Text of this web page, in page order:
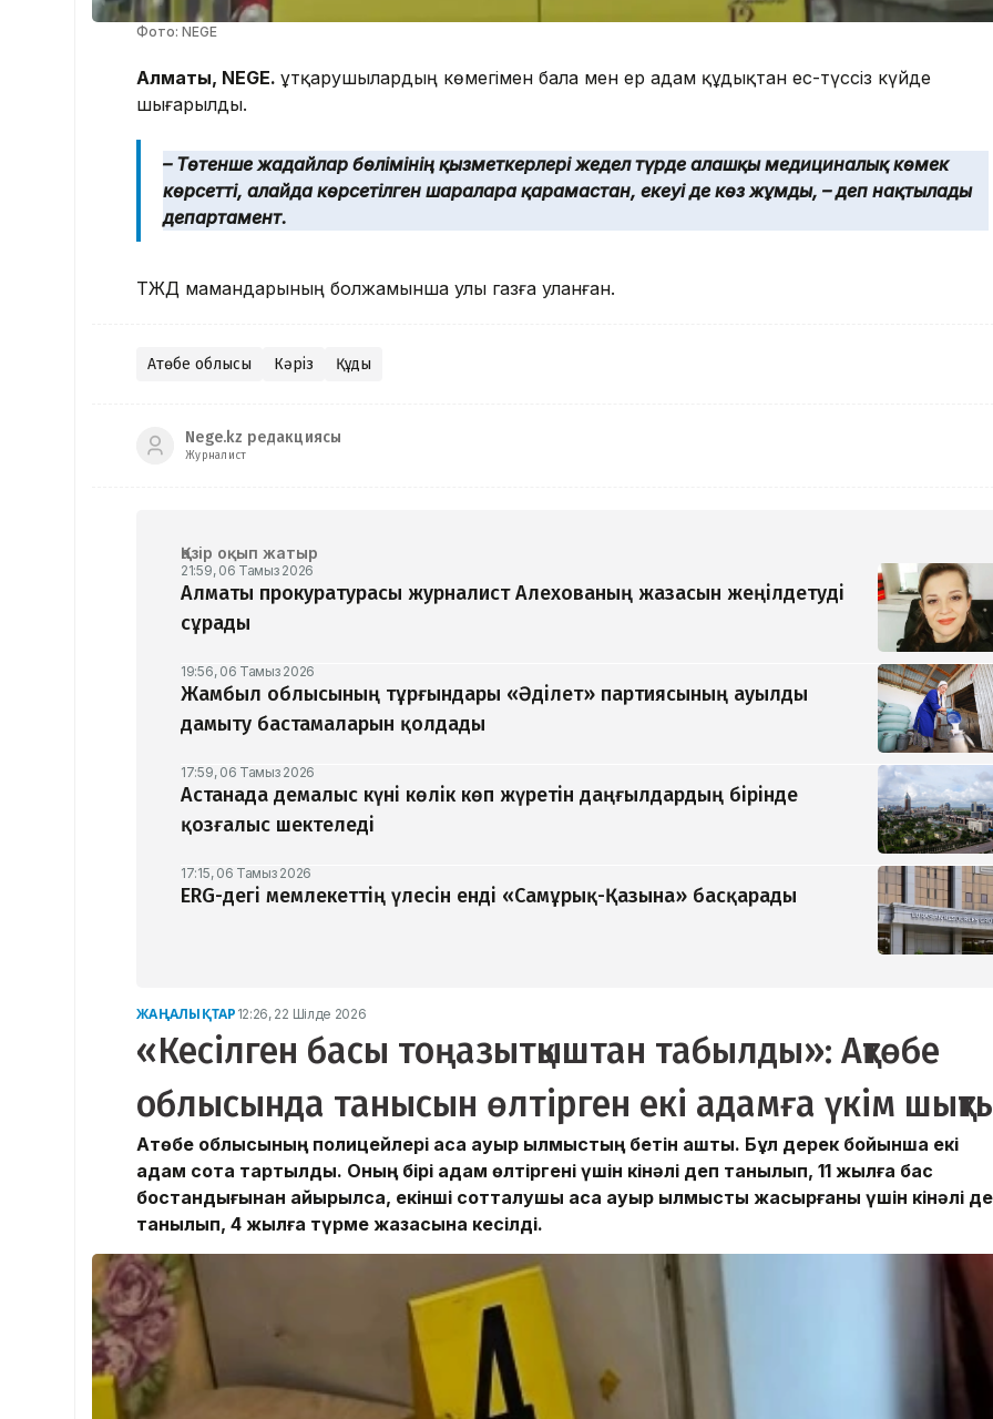
Фото: NEGE
Алматы, NEGE. Құтқарушылардың көмегімен бала мен ер адам құдықтан ес-түссіз күйде
шығарылды.
– Төтенше жағдайлар бөлімінің қызметкерлері жедел түрде алғашқы медициналық көмек
көрсетті, алайда көрсетілген шараларға қарамастан, екеуі де көз жұмды, – деп нақтылады
департамент.
ТЖД мамандарының болжамынша улы газға уланған.
Ақтөбе облысы Кәріз Құдық
Nege.kz редакциясы
Журналист
Қазір оқып жатыр
21:59, 06 Тамыз 2026
Алматы прокуратурасы журналист Алехованың жазасын жеңілдетуді
сұрады
19:56, 06 Тамыз 2026
Жамбыл облысының тұрғындары «Әділет» партиясының ауылды
дамыту бастамаларын қолдады
17:59, 06 Тамыз 2026
Астанада демалыс күні көлік көп жүретін даңғылдардың бірінде
қозғалыс шектеледі
17:15, 06 Тамыз 2026
ERG-дегі мемлекеттің үлесін енді «Самұрық-Қазына» басқарады
ЖАҢАЛЫҚТАР 12:26, 22 Шілде 2026
«Кесілген басы тоңазытқыштан табылды»: Ақтөбе
облысында танысын өлтірген екі адамға үкім
Ақтөбе облысының полицейлері аса ауыр қылмыстың бетін ашты. Бұл дерек бойынша екі
адам сотқа тартылды. Оның бірі адам өлтіргені үшін кінәлі деп танылып, 11 жылға бас
бостандығынан айырылса, екінші сотталушы аса ауыр қылмысты жасырғаны үшін кінәлі
танылып, 4 жылға түрме жазасына кесілді.